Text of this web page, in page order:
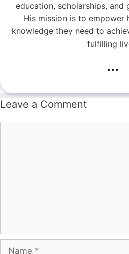
education, scholarships, and
His mission is to empower
knowledge they need to
fulfilling
...
Leave a Comment